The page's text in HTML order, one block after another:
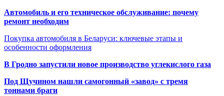
Автомобиль и его техническое обслуживание: почему
ремонт необходим
Покупка автомобиля в Беларуси: ключевые этапы и
особенности оформления
В Гродно запустили новое производство углекислого газа
Под Щучином нашли самогонный «завод» с тремя
тоннами браги